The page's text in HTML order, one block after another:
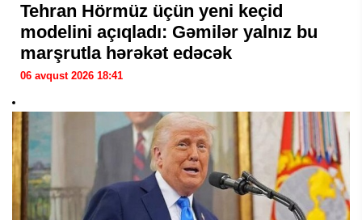
Tehran Hörmüz üçün yeni keçid
modelini açıqladı: Gəmilər yalnız bu
marşrutla hərəkət edəcək
06 avqust 2026 18:41